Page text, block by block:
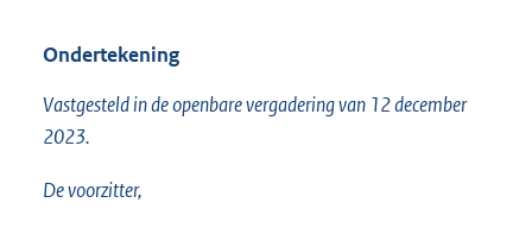
Ondertekening
Vastgesteld in de openbare vergadering van 12 december
2023.
De voorzitter,